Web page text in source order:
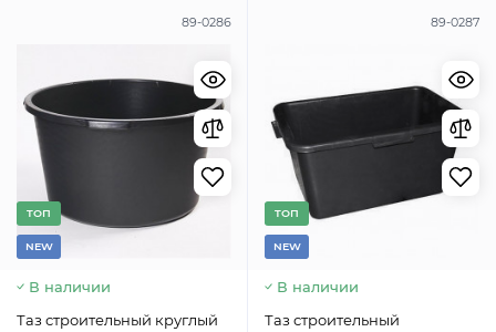
89-0286
TОП
NEW
В наличии
Таз строительный круглый
89-0287
TОП
NEW
В наличии
Таз строительный